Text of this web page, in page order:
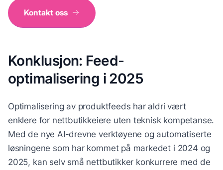
Kontakt oss
Konklusjon: Feed-
optimalisering i 2025
Optimalisering av produktfeeds har aldri vært
enklere for nettbutikkeiere uten teknisk kompetanse.
Med de nye AI-drevne verktøyene og automatiserte
løsningene som har kommet på markedet i 2024 og
2025, kan selv små nettbutikker konkurrere med de